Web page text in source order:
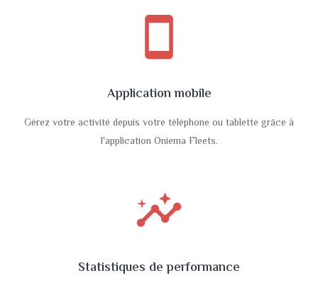
smartphone
Application mobile
Gérez votre activité depuis votre téléphone ou tablette grâce à
l'application Oniema Fleets.
insights
Statistiques de performance